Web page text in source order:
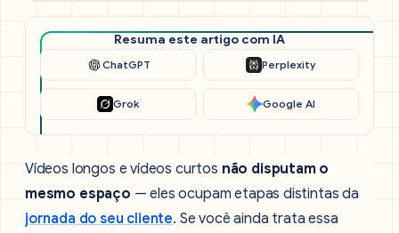
Resuma este artigo com IA
ChatGPT Perplexity
Grok Google AI
Vídeos longos e vídeos curtos não disputam o
mesmo espaço — eles ocupam etapas distintas da
jornada do seu cliente. Se você ainda trata essa